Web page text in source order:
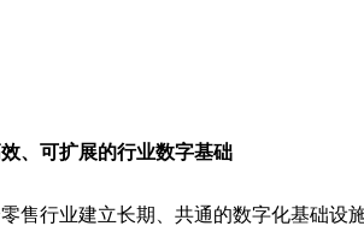
、可扩展的行业数字基础
售行业建立长期、共通的数字化基础设